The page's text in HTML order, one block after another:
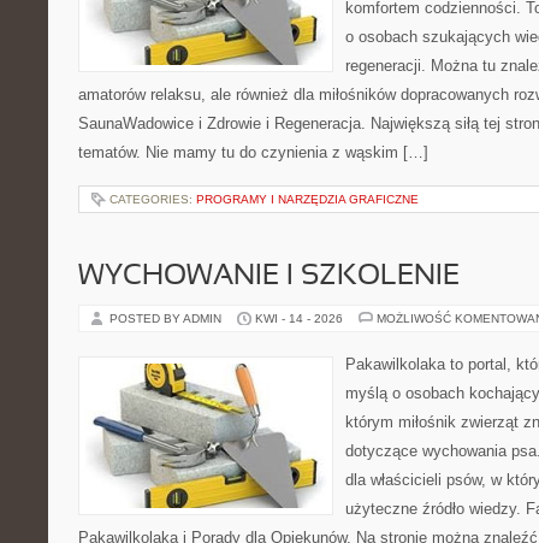
komfortem codzienności.
o osobach szukających
regeneracji. Można tu
amatorów relaksu, ale również dla miłośników dopracowanych
SaunaWadowice i Zdrowie i Regeneracja. Największą siłą tej
tematów. Nie mamy tu do czynienia z wąskim […]
CATEGORIES: PROGRAMY I NARZĘDZIA GRAFICZNE
WYCHOWANIE I SZKOLENIE
POSTED BY ADMIN KWI - 14 - 2026 MOŻLIWOŚĆ
Pakawilkolaka to portal,
myślą o osobach
którym miłośnik zwierząt
dotyczące wychowania
dla właścicieli psów, w
użyteczne źródło wiedzy.
Pakawilkolaka i Porady dla Opiekunów. Na stronie można